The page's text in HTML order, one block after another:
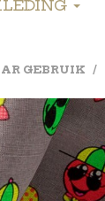
GEBRUIK